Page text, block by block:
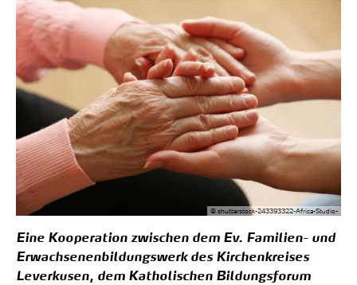
© shutterstock-243393322-Africa-Studio-
Eine Kooperation zwischen dem Ev. Familien- und
Erwachsenenbildungswerk des Kirchenkreises
Leverkusen, dem Katholischen Bildungsforum